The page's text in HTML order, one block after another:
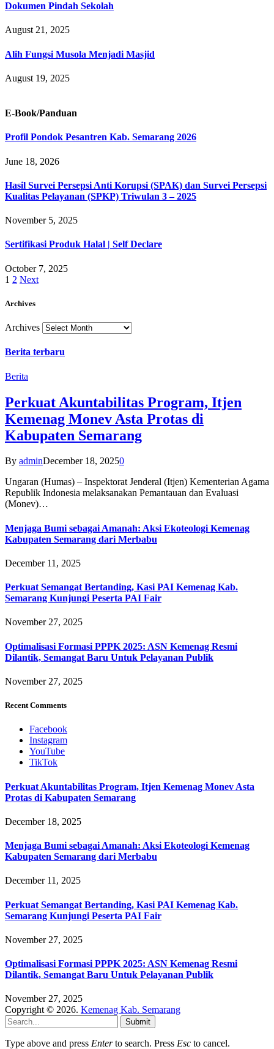
Dokumen Pindah Sekolah
August 21, 2025
Alih Fungsi Musola Menjadi Masjid
August 19, 2025
E-Book/Panduan
Profil Pondok Pesantren Kab. Semarang 2026
June 18, 2026
Hasil Survei Persepsi Anti Korupsi (SPAK) dan Survei Persepsi
Kualitas Pelayanan (SPKP) Triwulan 3 – 2025
November 5, 2025
Sertifikasi Produk Halal | Self Declare
October 7, 2025
1 2 Next
Archives
Archives
Berita terbaru
Berita
Perkuat Akuntabilitas Program, Itjen
Kemenag Monev Asta Protas di
Kabupaten Semarang
By adminDecember 18, 20250
Ungaran (Humas) – Inspektorat Jenderal (Itjen) Kementerian Agama
Republik Indonesia melaksanakan Pemantauan dan Evaluasi
(Monev)…
Menjaga Bumi sebagai Amanah: Aksi Ekoteologi Kemenag
Kabupaten Semarang dari Merbabu
December 11, 2025
Perkuat Semangat Bertanding, Kasi PAI Kemenag Kab.
Semarang Kunjungi Peserta PAI Fair
November 27, 2025
Optimalisasi Formasi PPPK 2025: ASN Kemenag Resmi
Dilantik, Semangat Baru Untuk Pelayanan Publik
November 27, 2025
Recent Comments
Facebook
Instagram
YouTube
TikTok
Perkuat Akuntabilitas Program, Itjen Kemenag Monev Asta
Protas di Kabupaten Semarang
December 18, 2025
Menjaga Bumi sebagai Amanah: Aksi Ekoteologi Kemenag
Kabupaten Semarang dari Merbabu
December 11, 2025
Perkuat Semangat Bertanding, Kasi PAI Kemenag Kab.
Semarang Kunjungi Peserta PAI Fair
November 27, 2025
Optimalisasi Formasi PPPK 2025: ASN Kemenag Resmi
Dilantik, Semangat Baru Untuk Pelayanan Publik
November 27, 2025
Copyright © 2026. Kemenag Kab. Semarang
Submit
Type above and press Enterto search. Press Esc to cancel.